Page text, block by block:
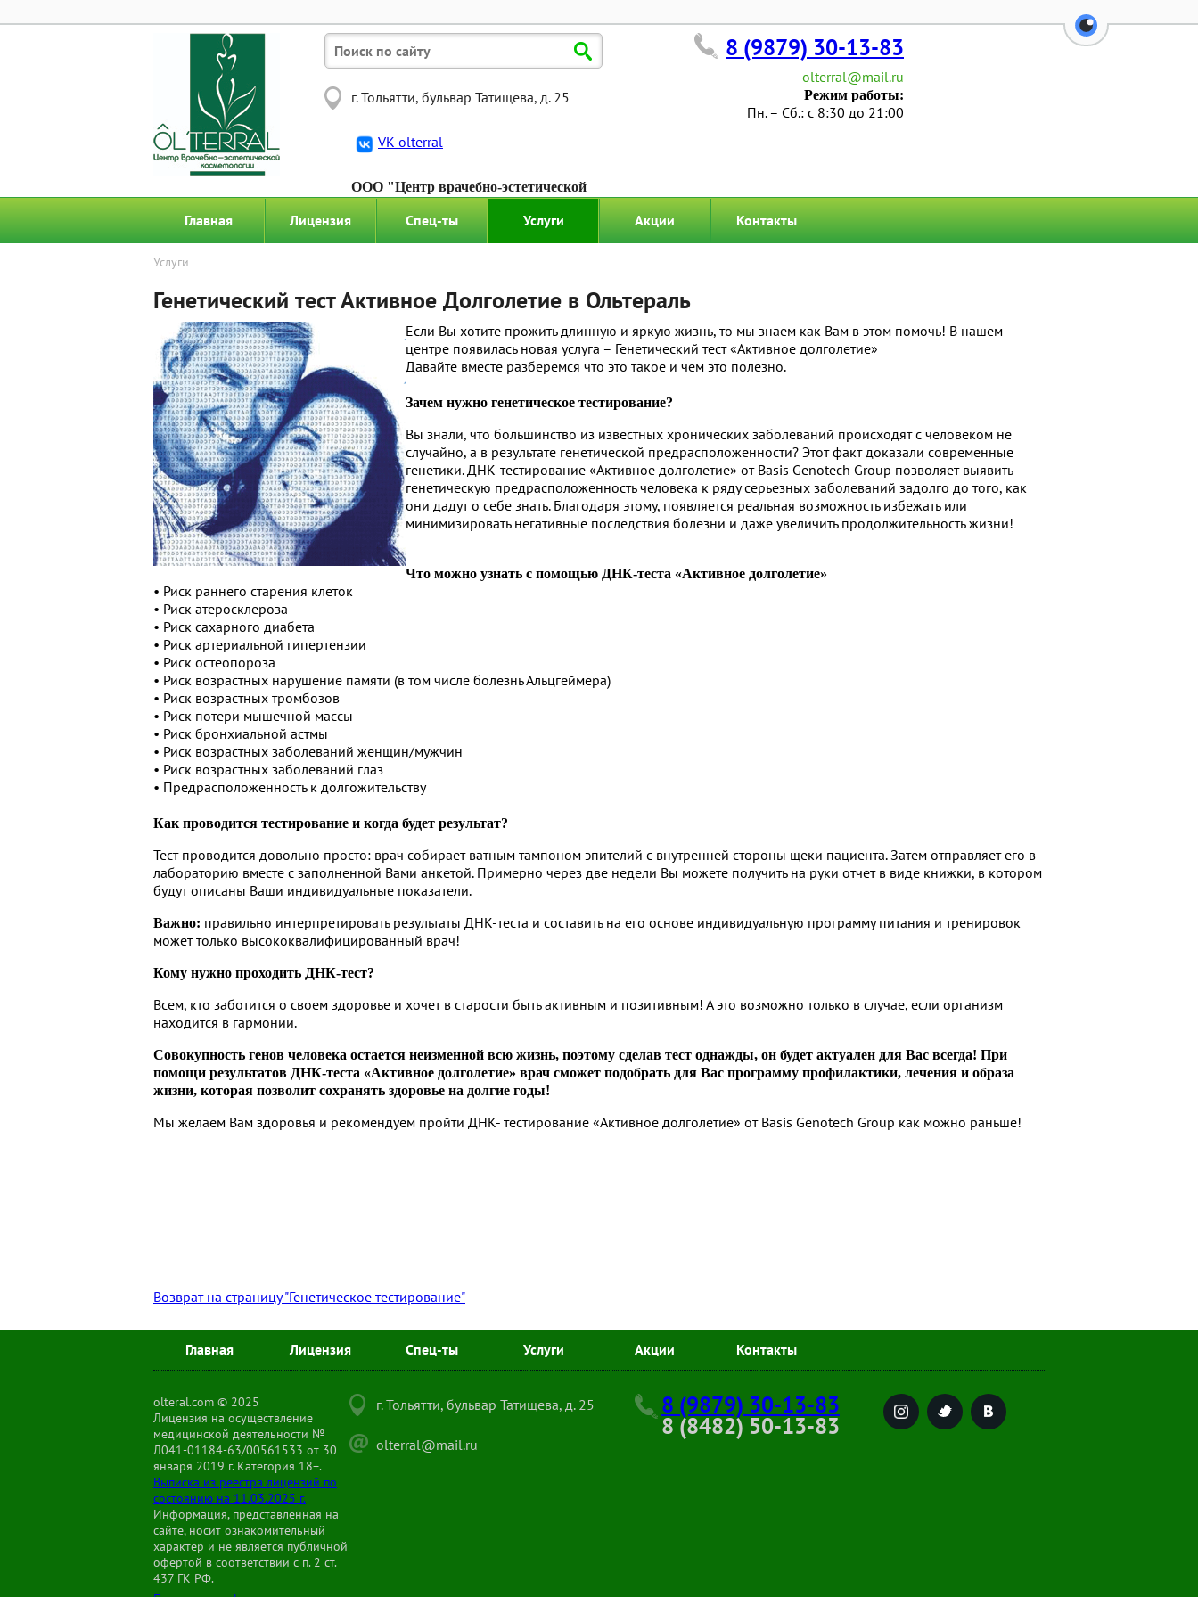
перейти на
г. Тольятти, бульвар Татищева, д. 25
VK olterral
ООО "Центр врачебно-эстетической
8 (9879) 30-13-83
olterral@mail.ru
Режим работы:
Пн. – Сб.: с 8:30 до 21:00
Главная Лицензия Спец-ты Услуги Акции Контакты
Услуги
Генетический тест Активное Долголетие в Ольтераль
Если Вы хотите прожить длинную и яркую жизнь, то мы знаем как Вам в этом помочь! В нашем
центре появилась новая услуга – Генетический тест «Активное долголетие»
Давайте вместе разберемся что это такое и чем это полезно.
Зачем нужно генетическое тестирование?
Вы знали, что большинство из известных хронических заболеваний происходят с человеком не
случайно, а в результате генетической предрасположенности? Этот факт доказали современные
генетики. ДНК-тестирование «Активное долголетие» от Basis Genotech Group позволяет выявить
генетическую предрасположенность человека к ряду серьезных заболеваний задолго до того, как
они дадут о себе знать. Благодаря этому, появляется реальная возможность избежать или
минимизировать негативные последствия болезни и даже увеличить продолжительность жизни!
Что можно узнать с помощью ДНК-теста «Активное долголетие»
• Риск раннего старения клеток
• Риск атеросклероза
• Риск сахарного диабета
• Риск артериальной гипертензии
• Риск остеопороза
• Риск возрастных нарушение памяти (в том числе болезнь Альцгеймера)
• Риск возрастных тромбозов
• Риск потери мышечной массы
• Риск бронхиальной астмы
• Риск возрастных заболеваний женщин/мужчин
• Риск возрастных заболеваний глаз
• Предрасположенность к долгожительству
Как проводится тестирование и когда будет результат?
Тест проводится довольно просто: врач собирает ватным тампоном эпителий с внутренней стороны щеки пациента. Затем отправляет его в
лабораторию вместе с заполненной Вами анкетой. Примерно через две недели Вы можете получить на руки отчет в виде книжки, в котором
будут описаны Ваши индивидуальные показатели.
Важно: правильно интерпретировать результаты ДНК-теста и составить на его основе индивидуальную программу питания и тренировок
может только высококвалифицированный врач!
Кому нужно проходить ДНК-тест?
Всем, кто заботится о своем здоровье и хочет в старости быть активным и позитивным! А это возможно только в случае, если организм
находится в гармонии.
Совокупность генов человека остается неизменной всю жизнь, поэтому сделав тест однажды, он будет актуален для Вас всегда! При
помощи результатов ДНК-теста «Активное долголетие» врач сможет подобрать для Вас программу профилактики, лечения и образа
жизни, которая позволит сохранять здоровье на долгие годы!
Мы желаем Вам здоровья и рекомендуем пройти ДНК- тестирование «Активное долголетие» от Basis Genotech Group как можно раньше!
Возврат на страницу "Генетическое тестирование"
Главная Лицензия Спец-ты Услуги Акции Контакты
olteral.com © 2025
Лицензия на осуществление
медицинской деятельности №
Л041-01184-63/00561533 от 30
января 2019 г. Категория 18+.
Выписка из реестра лицензий по
состоянию на 11.03.2025 г.
Информация, представленная на
сайте, носит ознакомительный
характер и не является публичной
офертой в соответствии с п. 2 ст.
437 ГК РФ.
г. Тольятти, бульвар Татищева, д. 25
olterral@mail.ru
8 (9879) 30-13-83
8 (8482) 50-13-83